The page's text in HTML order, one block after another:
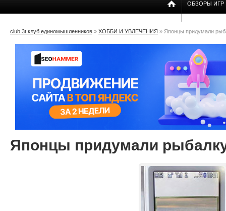
ОБЗОРЫ ИГР
club 3t клуб единомышленников » ХОББИ И УВЛЕЧЕНИЯ » Японцы придумали
Японцы придумали